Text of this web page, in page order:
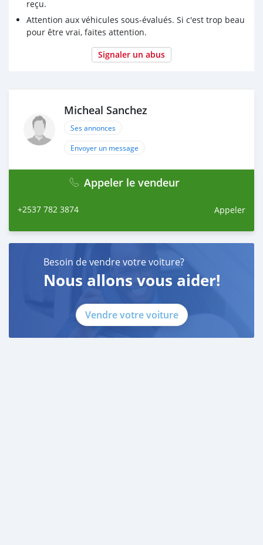
reçu.
Attention aux véhicules sous-évalués. Si c'est trop beau
pour être vrai, faites attention.
Signaler un abus
Micheal Sanchez
Ses annonces
Envoyer un message
Appeler le vendeur
+2537 782 3874 Appeler
Besoin de vendre votre voiture?
Nous allons vous aider!
Vendre votre voiture